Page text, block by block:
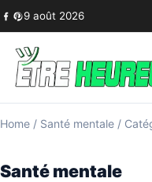
Skip to content
9 août 2026
Home / Santé mentale /
Santé mentale